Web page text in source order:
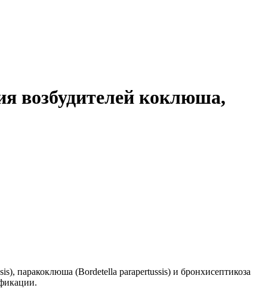
возбудителей коклюша,
паракоклюша (Bordetella parapertussis) и бронхисептикоза